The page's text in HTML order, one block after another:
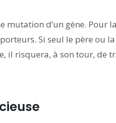
mutation d’un gène. Pour
Si seul le père ou
il risquera, à son tour, de